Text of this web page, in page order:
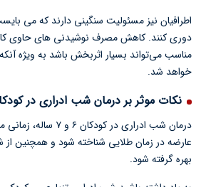
اطرافیان نیز مسئولیت سنگینی دارند که می
دوری کنند. کاهش مصرف نوشیدنی های حاوی
مناسب می‌تواند بسیار اثربخش باشد به ویژه
خواهد شد.
نکات موثر بر درمان شب ادراری در کودکان ۶ و ۷
درمان شب ادراری در
عارضه در زمان طلایی شناخته شود و همچنین از
بهره گرفته شود.